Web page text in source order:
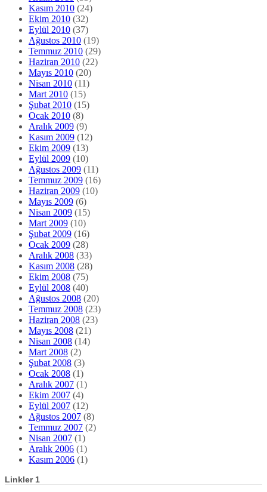
Kasım 2010 (24)
Ekim 2010 (32)
Eylül 2010 (37)
Ağustos 2010 (19)
Temmuz 2010 (29)
Haziran 2010 (22)
Mayıs 2010 (20)
Nisan 2010 (11)
Mart 2010 (15)
Şubat 2010 (15)
Ocak 2010 (8)
Aralık 2009 (9)
Kasım 2009 (12)
Ekim 2009 (13)
Eylül 2009 (10)
Ağustos 2009 (11)
Temmuz 2009 (16)
Haziran 2009 (10)
Mayıs 2009 (6)
Nisan 2009 (15)
Mart 2009 (10)
Şubat 2009 (16)
Ocak 2009 (28)
Aralık 2008 (33)
Kasım 2008 (28)
Ekim 2008 (75)
Eylül 2008 (40)
Ağustos 2008 (20)
Temmuz 2008 (23)
Haziran 2008 (23)
Mayıs 2008 (21)
Nisan 2008 (14)
Mart 2008 (2)
Şubat 2008 (3)
Ocak 2008 (1)
Aralık 2007 (1)
Ekim 2007 (4)
Eylül 2007 (12)
Ağustos 2007 (8)
Temmuz 2007 (2)
Nisan 2007 (1)
Aralık 2006 (1)
Kasım 2006 (1)
Linkler 1